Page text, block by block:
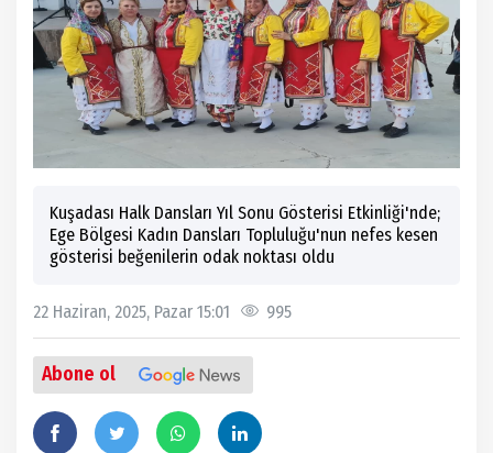
Kuşadası Halk Dansları Yıl Sonu Gösterisi Etkinliği'nde;
Ege Bölgesi Kadın Dansları Topluluğu'nun nefes kesen
gösterisi beğenilerin odak noktası oldu
22 Haziran, 2025, Pazar 15:01 995
Abone ol